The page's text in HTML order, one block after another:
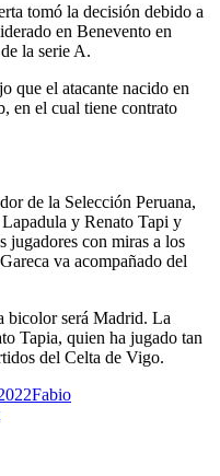
tomó la decisión debido a
en Benevento en
la serie A.
que el atacante nacido en
en el cual tiene contrato
de la Selección Peruana,
y Renato Tapi y
jugadores con miras a los
va acompañado del
bicolor será Madrid. La
Tapia, quien ha jugado tan
del Celta de Vigo.
Fabio